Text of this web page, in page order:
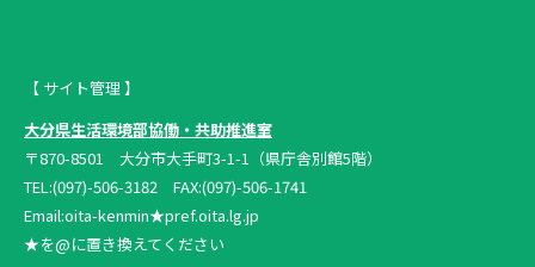
【 サイト管理 】
大分県生活環境部協働・共助推進室
〒870-8501 大分市大手町3-1-1（県庁舎別館5階）
TEL:(097)-506-3182 FAX:(097)-506-1741
Email:oita-kenmin★pref.oita.lg.jp
★を@に置き換えてください